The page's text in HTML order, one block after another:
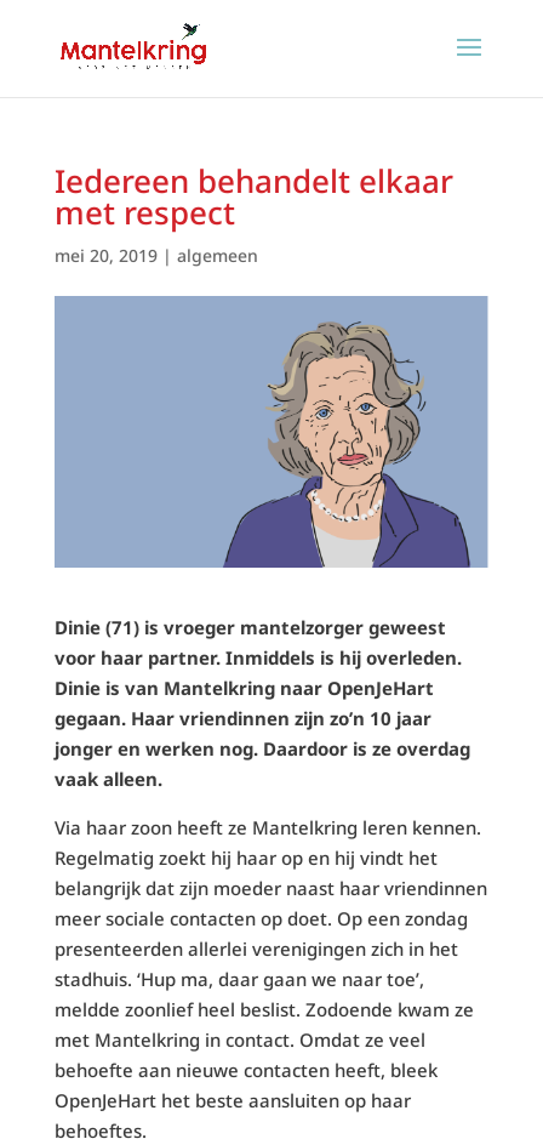
Iedereen behandelt elkaar
met respect
mei 20, 2019| algemeen
Dinie (71) is vroeger mantelzorger geweest
voor haar partner. Inmiddels is hij overleden.
Dinie is van Mantelkring naar OpenJeHart
gegaan. Haar vriendinnen zijn zo’n 10 jaar
jonger en werken nog. Daardoor is ze overdag
vaak alleen.
Via haar zoon heeft ze Mantelkring leren kennen.
Regelmatig zoekt hij haar op en hij vindt het
belangrijk dat zijn moeder naast haar vriendinnen
meer sociale contacten op doet. Op een zondag
presenteerden allerlei verenigingen zich in het
stadhuis. ‘Hup ma, daar gaan we naar toe’,
meldde zoonlief heel beslist. Zodoende kwam ze
met Mantelkring in contact. Omdat ze veel
behoefte aan nieuwe contacten heeft, bleek
OpenJeHart het beste aansluiten op haar
behoeftes.